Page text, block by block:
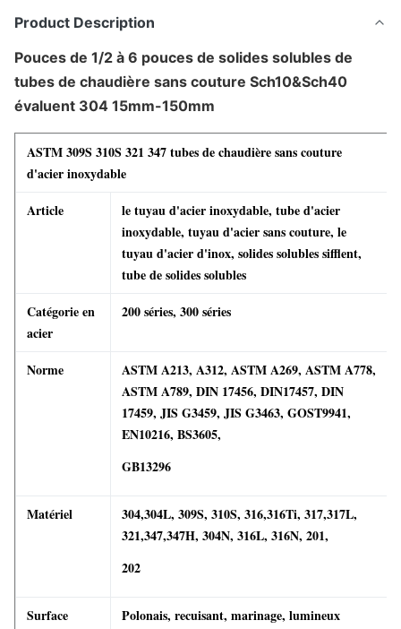
Product Description
Pouces de 1/2 à 6 pouces de solides solubles de
tubes de chaudière sans couture Sch10&Sch40
évaluent 304 15mm-150mm
ASTM 309S 310S 321 347 tubes de chaudière sans couture
d'acier inoxydable
Article
le tuyau d'acier inoxydable, tube d'acier
inoxydable, tuyau d'acier sans couture, le
tuyau d'acier d'inox, solides solubles sifflent,
tube de solides solubles
Catégorie en
acier
200 séries, 300 séries
Norme
ASTM A213, A312, ASTM A269, ASTM A778,
ASTM A789, DIN 17456, DIN17457, DIN
17459, JIS G3459, JIS G3463, GOST9941,
EN10216, BS3605,
GB13296
Matériel
304,304L, 309S, 310S, 316,316Ti, 317,317L,
321,347,347H, 304N, 316L, 316N, 201,
202
Surface
Polonais, recuisant, marinage, lumineux